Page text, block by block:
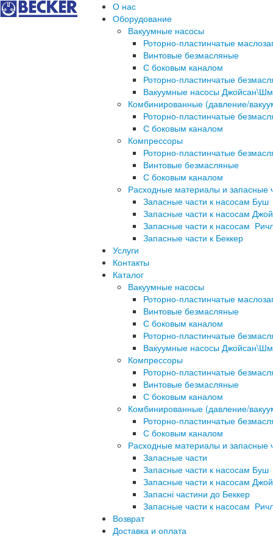
О нас
Оборудование
Вакуумные насосы
Роторно-пластинчатые
Винтовые безмасляные
С боковым каналом
Роторно-пластинчатые
Вакуумные насосы
Комбинированные (давление/
Роторно-пластинчатые
С боковым каналом
Компрессоры
Роторно-пластинчатые
Винтовые безмасляные
С боковым каналом
Расходные материалы и запасные
Запасные части к насосам Буш
Запасные части к насосам
Запасные части к насосам
Запасные части к Беккер
Услуги
Контакты
Каталог
Вакуумные насосы
Роторно-пластинчатые
Винтовые безмасляные
С боковым каналом
Роторно-пластинчатые
Вакуумные насосы
Компрессоры
Роторно-пластинчатые
Винтовые безмасляные
С боковым каналом
Комбинированные (давление/
Роторно-пластинчатые
С боковым каналом
Расходные материалы и запасные
Запасные части
Запасные части к насосам Буш
Запасные части к насосам
Запасні частини до Беккер
Запасные части к насосам
Возврат
Доставка и оплата